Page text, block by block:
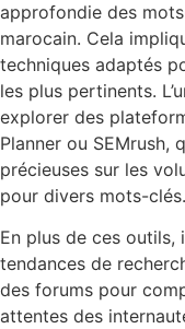
approfondie des
marocain. Cela
techniques adaptés
les plus pertinents.
explorer des
Planner ou SEMrush,
précieuses sur les
pour divers mots-clés.
En plus de ces outils,
tendances de
des forums pour
attentes des